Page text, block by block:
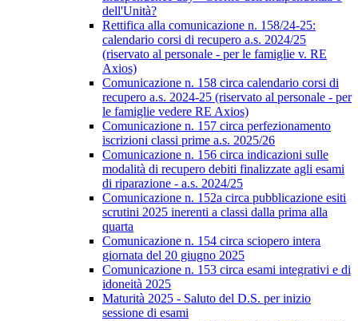
dell'Unità?
Rettifica alla comunicazione n. 158/24-25:
calendario corsi di recupero a.s. 2024/25
(riservato al personale - per le famiglie v. RE
Axios)
Comunicazione n. 158 circa calendario corsi di
recupero a.s. 2024-25 (riservato al personale - per
le famiglie vedere RE Axios)
Comunicazione n. 157 circa perfezionamento
iscrizioni classi prime a.s. 2025/26
Comunicazione n. 156 circa indicazioni sulle
modalità di recupero debiti finalizzate agli esami
di riparazione - a.s. 2024/25
Comunicazione n. 152a circa pubblicazione esiti
scrutini 2025 inerenti a classi dalla prima alla
quarta
Comunicazione n. 154 circa sciopero intera
giornata del 20 giugno 2025
Comunicazione n. 153 circa esami integrativi e di
idoneità 2025
Maturità 2025 - Saluto del D.S. per inizio
sessione di esami